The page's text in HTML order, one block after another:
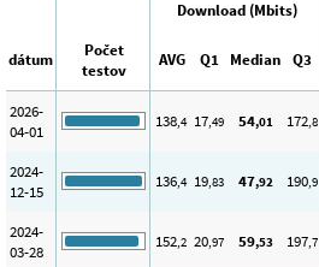
Download (Mbits)
dátum
Počet
testov
AVG Q1 Median Q3
2026-
04-01
138,4 17,49 54,01 172,8
2024-
12-15
136,4 19,83 47,92 190,9
2024-
03-28
152,2 20,97 59,53 197,7